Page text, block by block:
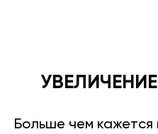
Больше чем кажется